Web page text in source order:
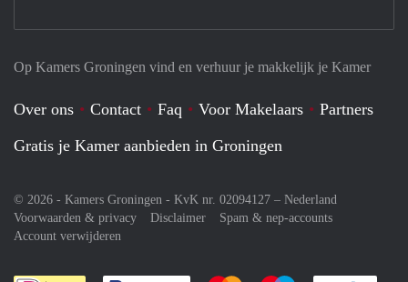
Op Kamers Groningen vind en verhuur je makkelijk je Kamer
Over ons Contact Faq Voor Makelaars
Partners
Gratis je Kamer aanbieden in Groningen
© 2026 - Kamers Groningen - KvK nr. 02094127 – Nederland
Voorwaarden & privacy
Disclaimer
Spam & nep-accounts
Account verwijderen